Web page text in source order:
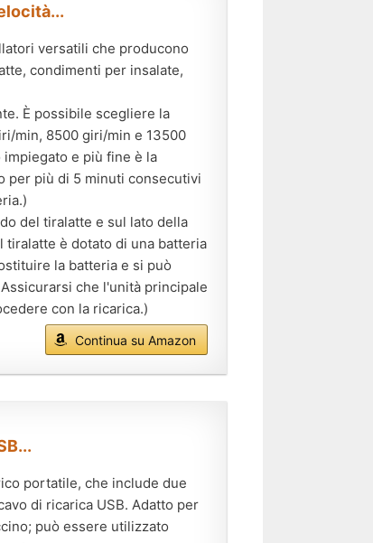
versatili che producono
condimenti per insalate,
È possibile scegliere la
min, 8500 giri/min e 13500
e più fine è la
per più di 5 minuti consecutivi
del tiralatte e sul lato della
tiralatte è dotato di una batteria
la batteria e si può
che l'unità principale
con la ricarica.)
Continua su Amazon
portatile, che include due
di ricarica USB. Adatto per
può essere utilizzato